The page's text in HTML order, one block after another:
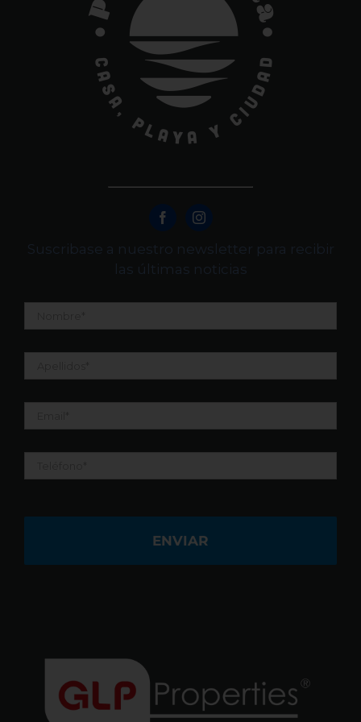
Suscribase a nuestro newsletter para recibir
las últimas noticias
Nombre *
Apellidos *
Email *
Teléfono *